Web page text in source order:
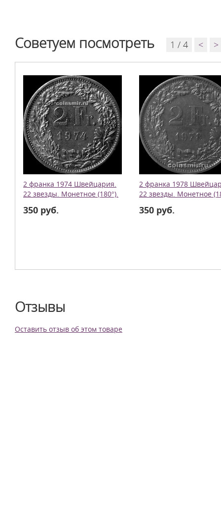
Советуем посмотреть 1 / 4 < >
2 франка 1974 Швейцария.
22 звезды. Монетное (180°).
350 руб.
2 франка 1978
22 звезды. Монетное
350 руб.
Отзывы
Оставить отзыв об этом товаре